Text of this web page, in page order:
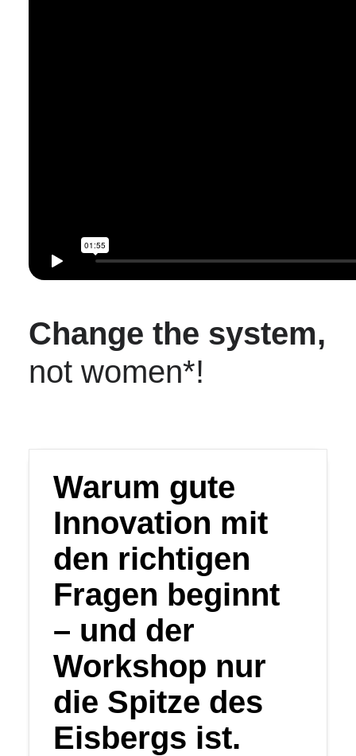
Change the system,
not women*!
Warum gute
Innovation mit
den richtigen
Fragen beginnt
– und der
Workshop nur
die Spitze des
Eisbergs ist.